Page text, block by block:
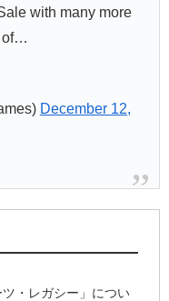
with many more
of…
December 12,
・レガシー」につい